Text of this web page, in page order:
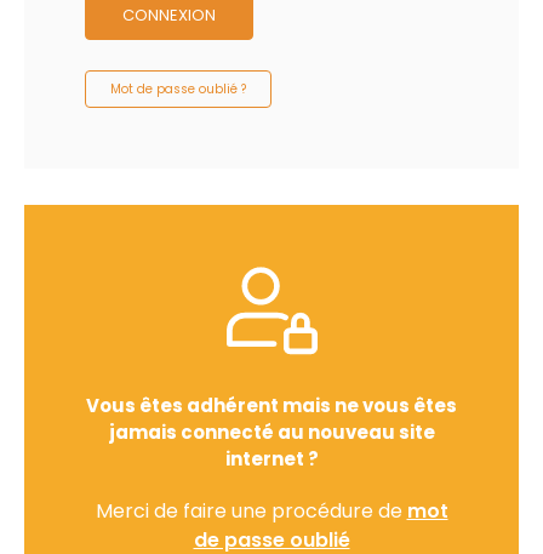
CONNEXION
Mot de passe oublié ?
Vous êtes adhérent mais ne vous êtes
jamais connecté au nouveau site
internet ?
Merci de faire une procédure de mot
de passe oublié